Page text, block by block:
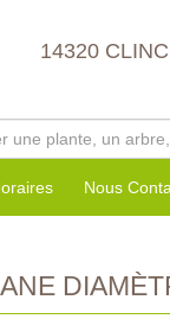
14320
Nous